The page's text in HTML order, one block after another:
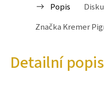
Popis
Značka Kremer
Detailní